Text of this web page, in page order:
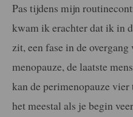
Pas tijdens mijn
kwam ik erachter dat ik in
zit, een fase in de overgang
menopauze, de laatste
kan de perimenopauze
het meestal als je begin